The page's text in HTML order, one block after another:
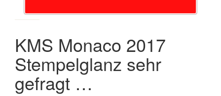
KMS Monaco 2017
Stempelglanz sehr
gefragt …